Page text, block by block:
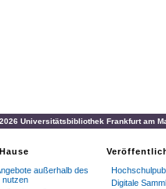
Universitätsbibliothek Frankfurt am
außerhalb des
nutzen
Digitale